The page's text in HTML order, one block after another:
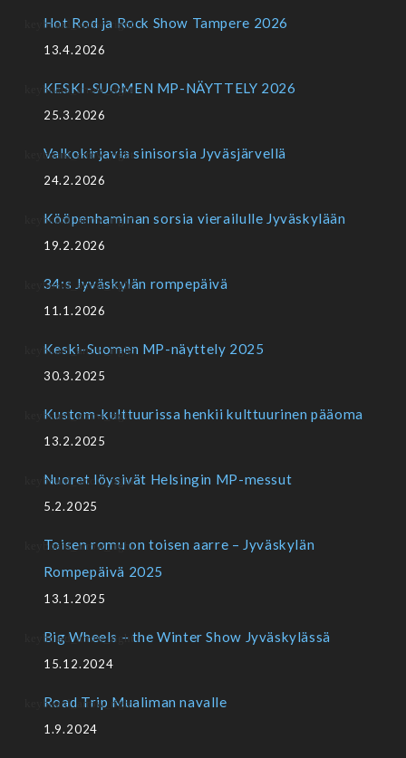
Hot Rod ja Rock Show Tampere 2026
13.4.2026
KESKI-SUOMEN MP-NÄYTTELY 2026
25.3.2026
Valkokirjavia sinisorsia Jyväsjärvellä
24.2.2026
Kööpenhaminan sorsia vierailulle Jyväskylään
19.2.2026
34:s Jyväskylän rompepäivä
11.1.2026
Keski-Suomen MP-näyttely 2025
30.3.2025
Kustom-kulttuurissa henkii kulttuurinen pääoma
13.2.2025
Nuoret löysivät Helsingin MP-messut
5.2.2025
Toisen romu on toisen aarre – Jyväskylän
Rompepäivä 2025
13.1.2025
Big Wheels – the Winter Show Jyväskylässä
15.12.2024
Road Trip Mualiman navalle
1.9.2024